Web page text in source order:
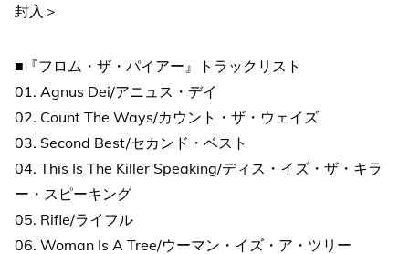
封入＞
■『フロム・ザ・パイアー』トラックリスト
01. Agnus Dei/アニュス・デイ
02. Count The Ways/カウント・ザ・ウェイズ
03. Second Best/セカンド・ベスト
04. This Is The Killer Speaking/ディス・イズ・ザ・キラ
ー・スピーキング
05. Rifle/ライフル
06. Woman Is A Tree/ウーマン・イズ・ア・ツリー